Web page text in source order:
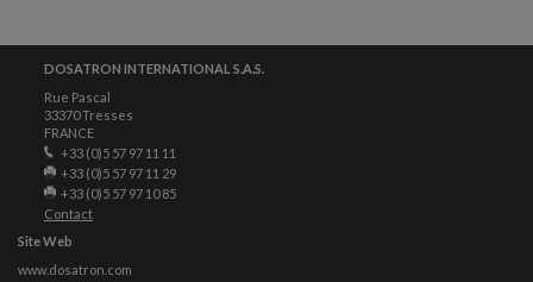
DOSATRON INTERNATIONAL S.A.S.
Rue Pascal
33370 Tresses
FRANCE
+33 (0)5 57 97 11 11
+33 (0)5 57 97 11 29
+33 (0)5 57 97 10 85
Contact
Site Web
www.dosatron.com